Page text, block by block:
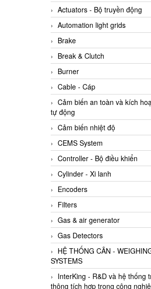
Actuators - Bộ truyền động
Automation light grids
Brake
Break & Clutch
Burner
Cable - Cáp
Cảm biến an toàn và kích
tự động
Cảm biến nhiệt độ
CEMS System
Controller - Bộ điều khiển
Cylinder - Xi lanh
Encoders
Filters
Gas & air generator
Gas Detectors
HỆ THỐNG CÂN -
SYSTEMS
InterKing - R&D và hệ thống
thông tích hợp trong công